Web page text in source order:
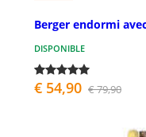
Berger endormi
DISPONIBLE
€ 54,90 € 79,90